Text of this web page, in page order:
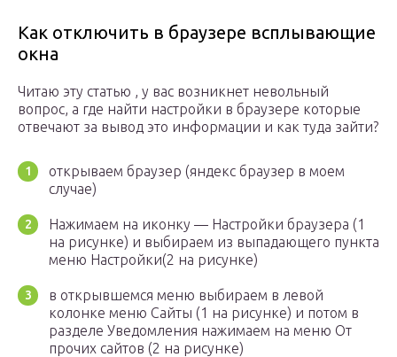
Как отключить в браузере всплывающие
окна
Читаю эту статью , у вас возникнет невольный
вопрос, а где найти настройки в браузере которые
отвечают за вывод это информации и как туда зайти?
открываем браузер (яндекс браузер в моем
случае)
Нажимаем на иконку — Настройки браузера (1
на рисунке) и выбираем из выпадающего пункта
меню Настройки(2 на рисунке)
в открывшемся меню выбираем в левой
колонке меню Сайты (1 на рисунке) и потом в
разделе Уведомления нажимаем на меню От
прочих сайтов (2 на рисунке)